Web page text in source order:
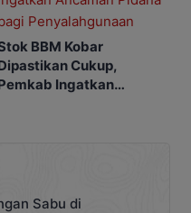
BBM Kobar
Cukup,
Ingatkan
Sabu di